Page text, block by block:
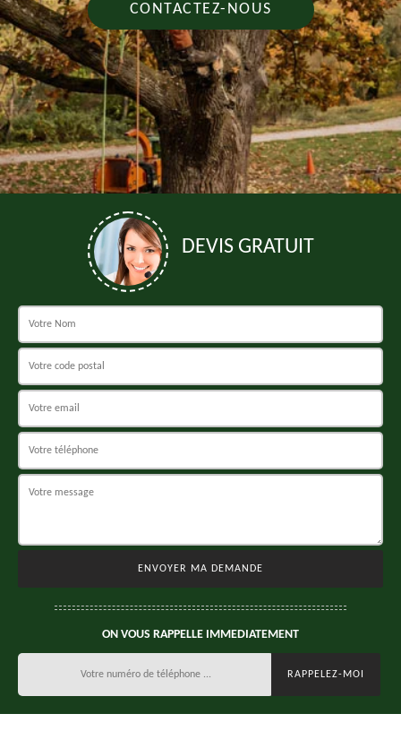
CONTACTEZ-NOUS
DEVIS GRATUIT
ON VOUS RAPPELLE IMMEDIATEMENT